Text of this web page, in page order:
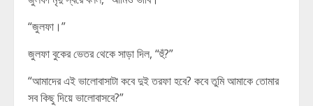
“জুলফা।”
জুলফা বুকের ভেতর থেকে সাড়া দিল, “হুঁ?”
“আমাদের এই ভালোবাসাটা কবে দুই তরফা হবে? কবে তুমি আমাকে তোমার
সব কিছু দিয়ে ভালোবাসবে?”